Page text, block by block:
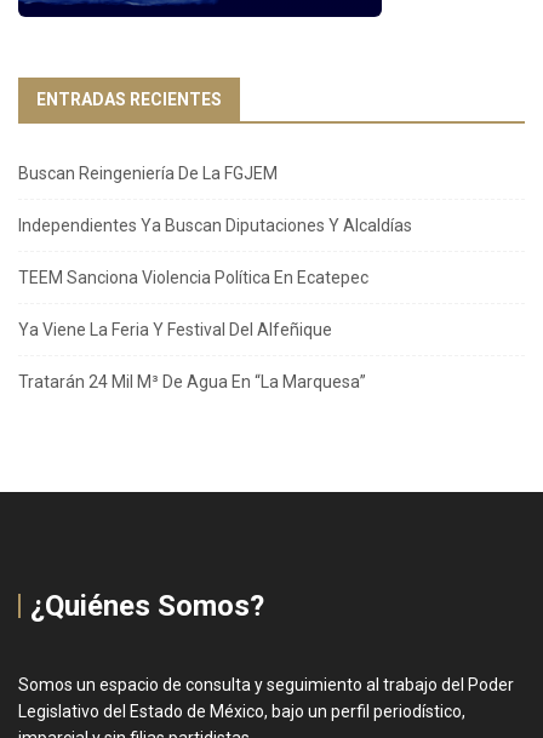
ENTRADAS RECIENTES
Buscan Reingeniería De La FGJEM
Independientes Ya Buscan Diputaciones Y Alcaldías
TEEM Sanciona Violencia Política En Ecatepec
Ya Viene La Feria Y Festival Del Alfeñique
Tratarán 24 Mil M³ De Agua En “La Marquesa”
¿Quiénes Somos?
Somos un espacio de consulta y seguimiento al trabajo del Poder
Legislativo del Estado de México, bajo un perfil periodístico,